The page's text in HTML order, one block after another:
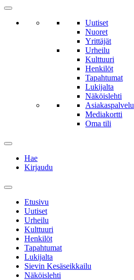
Uutiset
Nuoret
Yrittäjät
Urheilu
Kulttuuri
Henkilöt
Tapahtumat
Lukijalta
Näköislehti
Asiakaspalvelu
Mediakortti
Oma tili
Hae
Kirjaudu
Etusivu
Uutiset
Urheilu
Kulttuuri
Henkilöt
Tapahtumat
Lukijalta
Sievin Kesäseikkailu
Näköislehti